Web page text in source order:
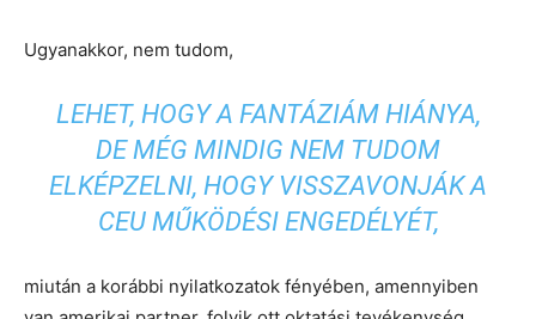
Ugyanakkor, nem tudom,
LEHET, HOGY A FANTÁZIÁM HIÁNYA,
DE MÉG MINDIG NEM TUDOM
ELKÉPZELNI, HOGY VISSZAVONJÁK A
CEU MŰKÖDÉSI ENGEDÉLYÉT,
miután a korábbi nyilatkozatok fényében, amennyiben